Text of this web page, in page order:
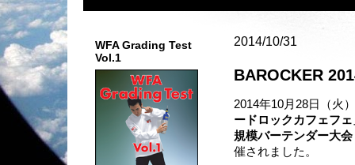
2014/10/31
BAROCKER
2014年10月28日（火
ードロックカフェフェ
規模バーテンダー大
催されました。
WFA Grading Test
Vol.1